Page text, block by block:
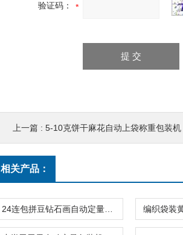
验证码：
上一篇 : 5-10克饼干麻花自动上袋称重包装机
相关产品：